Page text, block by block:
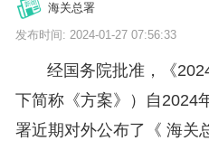
海关总署
发布时间: 2024-01-27 07:56:33
经国务院批准，《
下简称《方案》）自2024
署近期对外公布了《 海关